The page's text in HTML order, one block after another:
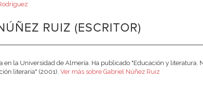
RUIZ (ESCRITOR)
en la Universidad de Almería. Ha publicado "Educación y literatura.
literaria" (2001). Ver más sobre Gabriel Núñez Ruiz